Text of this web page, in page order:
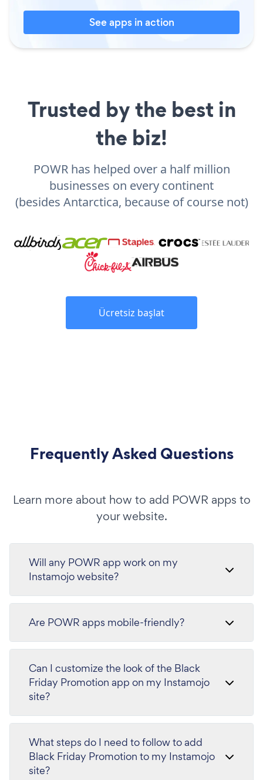
See apps in action
Trusted by the best in
the biz!
POWR has helped over a half million
businesses on every continent
(besides Antarctica, because of course not)
Ücretsiz başlat
Frequently Asked Questions
Learn more about how to add POWR apps to
your website.
Will any POWR app work on my
Instamojo website?
Are POWR apps mobile-friendly?
Can I customize the look of the Black
Friday Promotion app on my Instamojo
site?
What steps do I need to follow to add
Black Friday Promotion to my Instamojo
site?